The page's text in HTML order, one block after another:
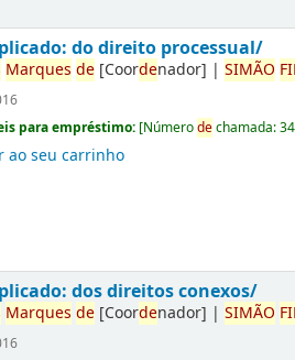
do direito processual/
Marques de [Coordenador] |SIMÃO
para empréstimo: [Númerodechamada:
ao seu carrinho
dos direitos conexos/
Marques de [Coordenador] |SIMÃO